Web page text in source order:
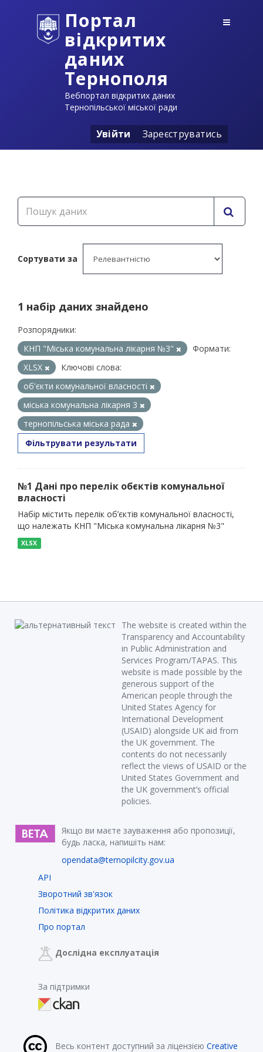
Портал
відкритих
даних
Тернополя
Вебпортал відкритих даних
Тернопільської міської ради
Увійти Зареєструватись
Сортувати за
1 набір даних знайдено
Розпорядники:
КНП "Міська комунальна лікарня №3"
Формати:
XLSX
Ключові слова:
об'єкти комунальної власності
міська комунальна лікарня 3
тернопільська міська рада
Фільтрувати результати
№1 Дані про перелік обєктів комунальної
власності
Набір містить перелік об’єктів комунальної власності,
що належать КНП "Міська комунальна лікарня №3"
XLSX
The website is created within the
Transparency and Accountability
in Public Administration and
Services Program/TAPAS. This
website is made possible by the
generous support of the
American people through the
United States Agency for
International Development
(USAID) alongside UK aid from
the UK government. The
contents do not necessarily
reflect the views of USAID or the
United States Government and
the UK government’s official
policies.
Якщо ви маєте зауваження або пропозиції,
будь ласка, напишіть нам:
opendata@ternopilcity.gov.ua
API
Зворотний зв'язок
Політика відкритих даних
Про портал
Дослідна експлуатація
За підтримки
Весь контент доступний за ліцензією Creative